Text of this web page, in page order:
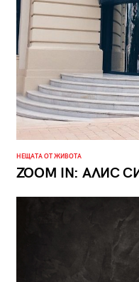
НЕЩАТА ОТ ЖИВОТА
ZOOM IN: АЛИС